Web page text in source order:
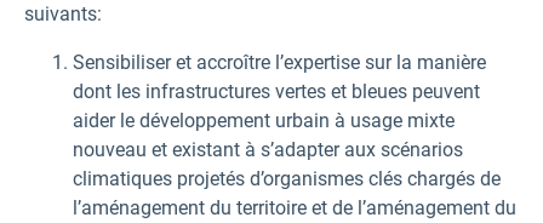
suivants:
Sensibiliser et accroître l’expertise sur la manière
dont les infrastructures vertes et bleues peuvent
aider le développement urbain à usage mixte
nouveau et existant à s’adapter aux scénarios
climatiques projetés d’organismes clés chargés de
l’aménagement du territoire et de l’aménagement du